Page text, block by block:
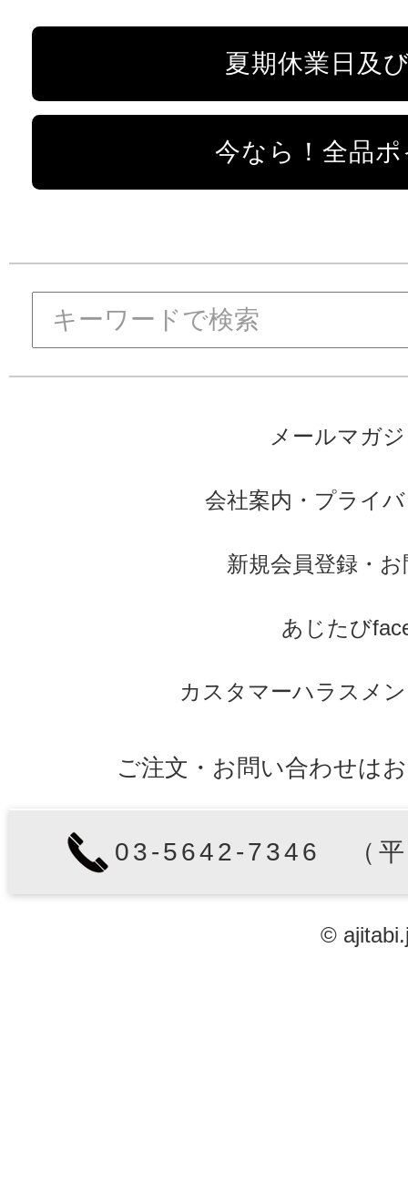
夏期休業日及
今なら！全品
メールマガ
会社案内 ・ プライ
新規会員登録 ・
あじたび
カスタマーハラスメ
ご注文・お問い合わせは
03-5642-7346 （平
©